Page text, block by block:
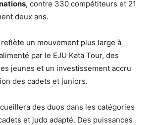
, contre 330 compétiteurs et 21
deux ans.
un mouvement plus large à
par le EJU Kata Tour, des
jeunes et un investissement accru
des cadets et juniors.
des duos dans les catégories
et judo adapté. Des puissances